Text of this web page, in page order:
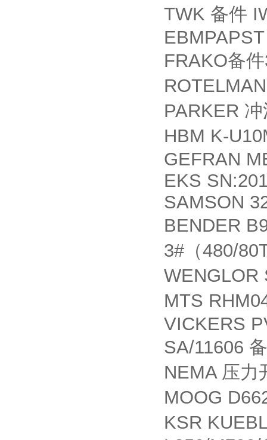
TWK 备件
FRAKO备件
PARKER
HBM K-
GEFRAN
EKS
SAMSON
BENDER
3# （480/
MTS
VICKERS
SA/11606
NEMA 压力
MOOG
KSR